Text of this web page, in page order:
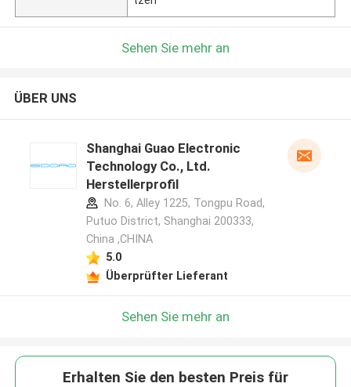
Sehen Sie mehr an
ÜBER UNS
Shanghai Guao Electronic
Technology Co., Ltd.
Herstellerprofil
No. 6, Alley 1225, Tongpu Road,
Putuo District, Shanghai 200333,
China ,CHINA
5.0
Überprüfter Lieferant
Sehen Sie mehr an
Erhalten Sie den besten Preis für